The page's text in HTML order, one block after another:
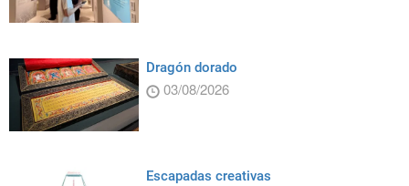
Dragón dorado
03/08/2026
Escapadas creativas